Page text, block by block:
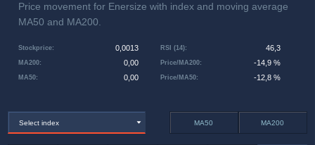
Price movement for Enersize with index and moving average
MA50 and MA200.
Stockprice: 0,0013
MA50: 0,00
MA200: 0,00 Price/MA200: -14,9 %
RSI (14): 46,3
Price/MA50: -12,8 %
Select index MA50 MA200